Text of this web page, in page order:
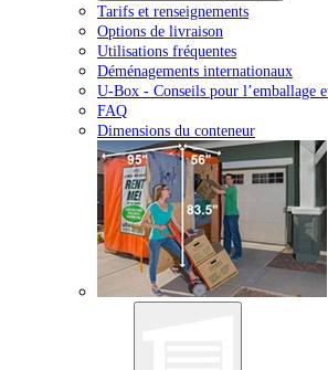
Tarifs et renseignements
Options de livraison
Utilisations fréquentes
Déménagements internationaux
U-Box - Conseils pour l’emballage
FAQ
Dimensions du conteneur